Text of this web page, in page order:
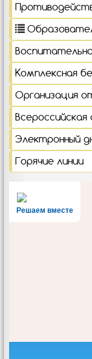
Комплексная
Организация
Электронный
Горячие линии
Решаем вместе